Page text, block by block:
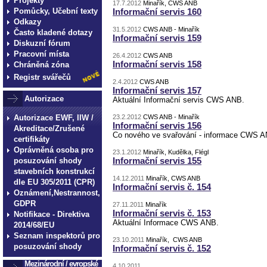
Pomůcky, Učební texty
Odkazy
Často kladené dotazy
Diskuzní fórum
Pracovní místa
Chráněná zóna
Registr svářečů
Autorizace
Autorizace EWF, IIW /
Akreditace/Zrušené
certifikáty
Oprávněná osoba pro
posuzování shody
stavebních konstrukcí
dle EU 305/2011 (CPR)
Oznámení,Nestrannost,
GDPR
Notifikace - Direktiva
2014/68/EU
Seznam inspektorů pro
posuzování shody
Mezinárodní / evropské
17.7.2012 Minařík, CWS ANB
Informační servis 160
31.5.2012 CWS ANB - Minařík
Informační servis 159
26.4.2012 CWS ANB
Informační servis 158
2.4.2012 CWS ANB
Informační servis 157
Aktuální Informační servis CWS ANB.
23.2.2012 CWS ANB - Minařík
Informační servis 156
Co nového ve svařování - informace CWS
23.1.2012 Minařík, Kudělka, Flégl
Informační servis 155
14.12.2011 Minařík, CWS ANB
Informační servis č. 154
27.11.2011 Minařík
Informační servis č. 153
Aktuální Informace CWS ANB.
23.10.2011 Minařík, CWS ANB
Informační servis č. 152